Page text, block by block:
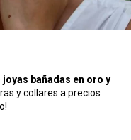
joyas bañadas en oro y
y collares a precios